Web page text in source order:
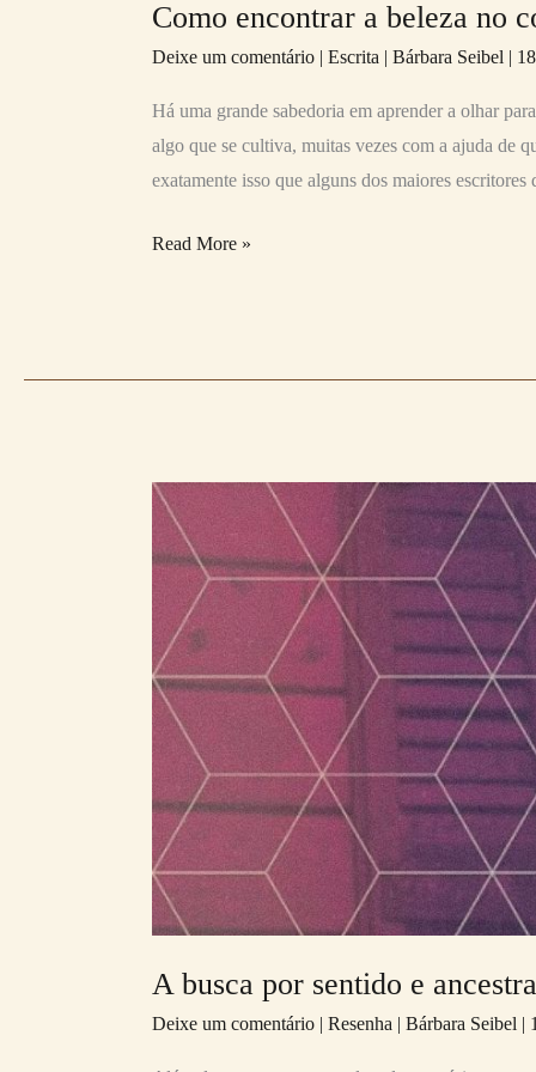
Como encontrar a beleza no
Deixe um comentário | Escrita | Bárbara Seibel |
Há uma grande sabedoria em aprender a olhar
algo que se cultiva, muitas vezes com a ajuda de
exatamente isso que alguns dos maiores
Read More »
A busca por sentido e
Deixe um comentário | Resenha | Bárbara Seibel |
A
busca
por
sentido
ancestralidade
em
Ponciá
Vicêncio